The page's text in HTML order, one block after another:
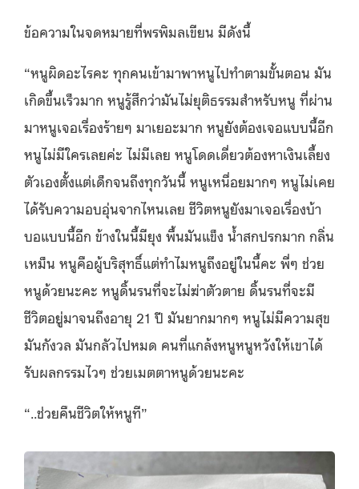
ข้อความในจดหมายที่พรพิมลเขียน มีดังนี้
“หนูผิดอะไรคะ ทุกคนเข้ามาพาหนูไปทำตามขั้นตอน มัน
เกิดขึ้นเร็วมาก หนูรู้สึกว่ามันไม่ยุติธรรมสำหรับหนู ที่ผ่าน
มาหนูเจอเรื่องร้ายๆ มาเยอะมาก หนูยังต้องเจอแบบนี้อีก
หนูไม่มีใครเลยค่ะ ไม่มีเลย หนูโดดเดี่ยวต้องหาเงินเลี้ยง
ตัวเองตั้งแต่เด็กจนถึงทุกวันนี้ หนูเหนื่อยมากๆ หนูไม่เคย
ได้รับความอบอุ่นจากไหนเลย ชีวิตหนูยังมาเจอเรื่องบ้า
บอแบบนี้อีก ข้างในนี้มียุง พื้นมันแข็ง น้ำสกปรกมาก กลิ่น
เหม็น หนูคือผู้บริสุทธิ์แต่ทำไมหนูถึงอยู่ในนี้คะ พี่ๆ ช่วย
หนูด้วยนะคะ หนูดิ้นรนที่จะไม่ฆ่าตัวตาย ดิ้นรนที่จะมี
ชีวิตอยู่มาจนถึงอายุ 21 ปี มันยากมากๆ หนูไม่มีความสุข
มันกังวล มันกลัวไปหมด คนที่แกล้งหนูหนูหวังให้เขาได้
รับผลกรรมไวๆ ช่วยเมตตาหนูด้วยนะคะ
“..ช่วยคืนชีวิตให้หนูที”